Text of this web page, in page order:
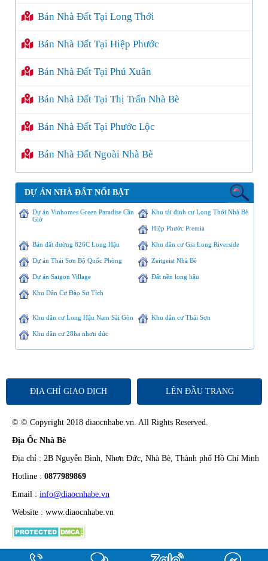
Bán Nhà Đất Tại Long Thới
Bán Nhà Đất Tại Hiệp Phước
Bán Nhà Đất Tại Phú Xuân
Bán Nhà Đất Tại Thị Trấn Nhà Bè
Bán Nhà Đất Tại Phước Lộc
Bán Nhà Đất Ngoài Nhà Bè
DỰ ÁN NHÀ ĐẤT NỔI BẬT
Dự án Vinhomes Green Paradise Cần
Giờ
Khu tái định cư Long Thới Nhà Bè
Hiệp Phước Premia
Bán đất đường 826C Long Hậu Khu dân cư Gia Long Riverside
Dự án Thái Sơn Bộ Quốc Phòng Zeitgeist Nhà Bè
Dự án Saigon Village Đất nền long hậu
Khu Dân Cư Đào Sư Tích
Khu dân cư Long Hậu Nam Sài Gòn Khu dân cư Thái Sơn
Khu dân cư 28ha nhơn đức
ĐỊA CHỈ GIAO DỊCH LÊN ĐẦU TRANG
© © Copyright 2018 diaocnhabe.vn. All Rights Reserved.
Địa Ốc Nhà Bè
Địa chỉ : 2B Nguyễn Bình, Nhơn Đức, Nhà Bè, Thành phố Hồ Chí Minh
Hotline : 0877989869
Email : info@diaocnhabe.vn
Website : www.diaocnhabe.vn